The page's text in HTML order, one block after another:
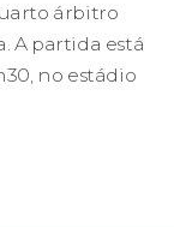
árbitro
A partida está
no estádio